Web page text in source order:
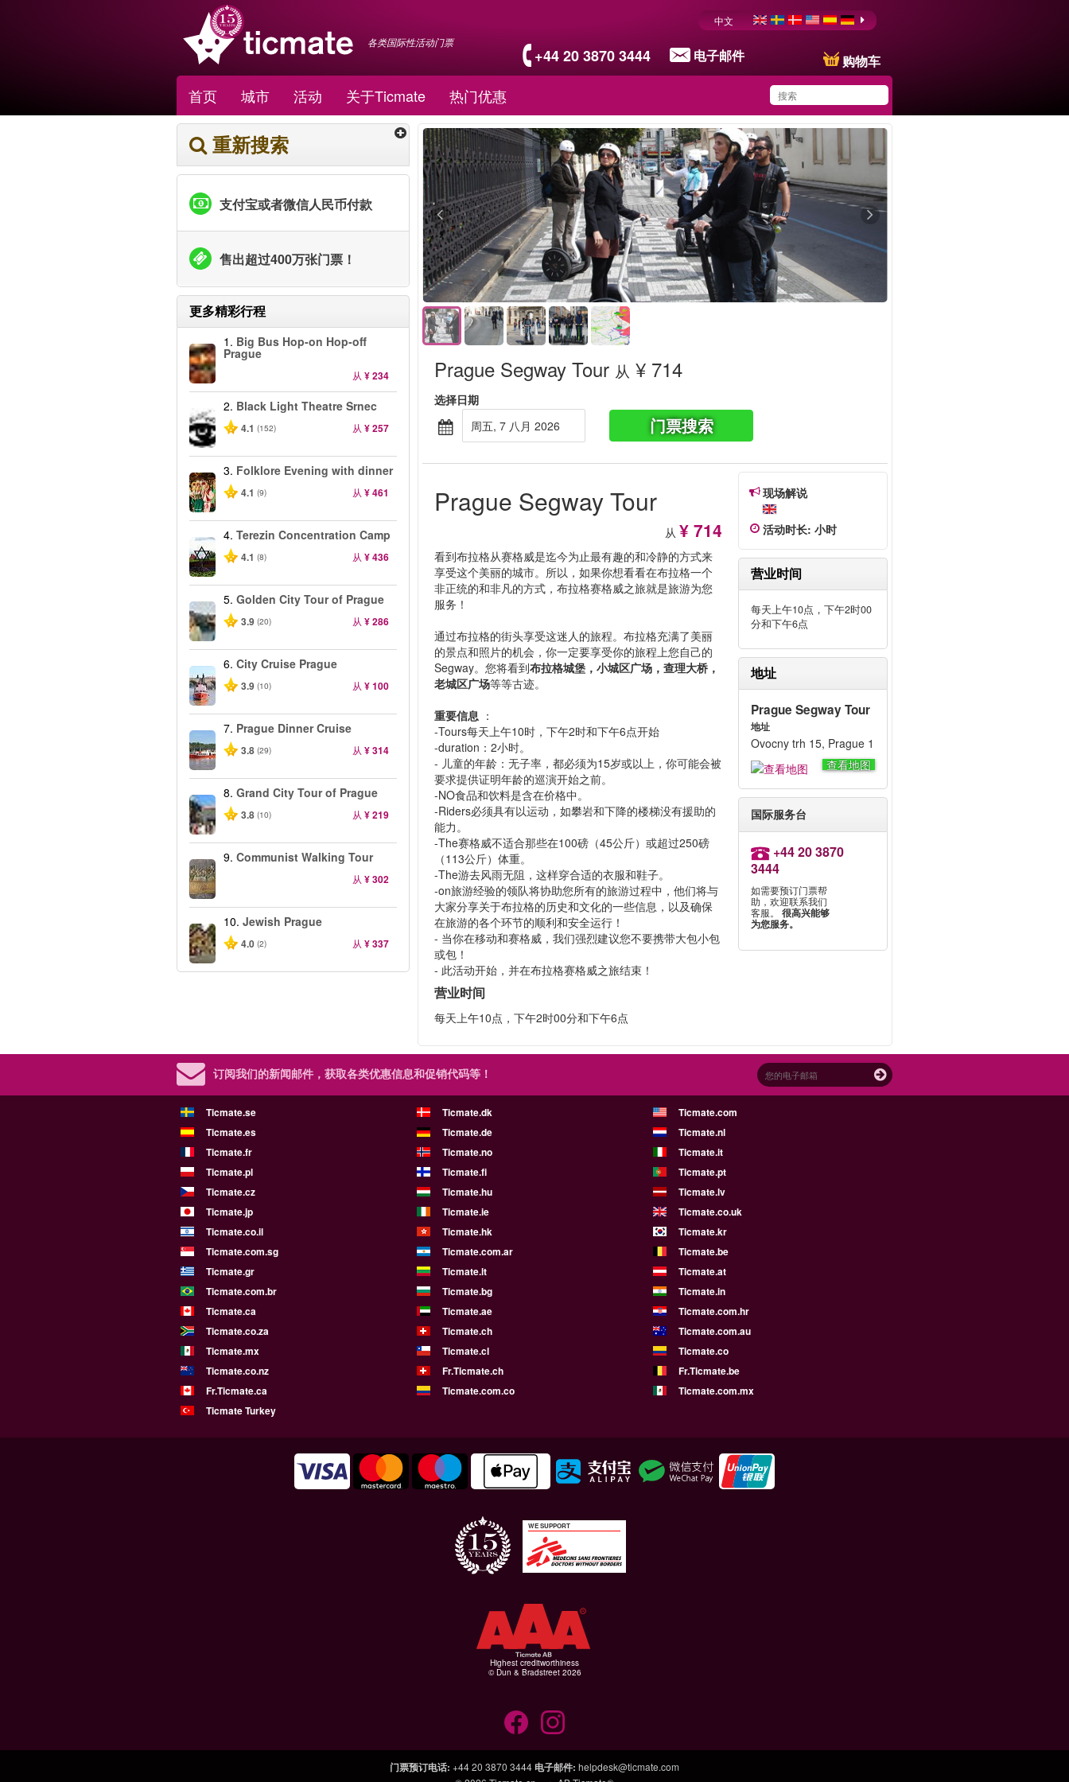
各类国际性活动门票
+44 20 3870 3444 电子邮件 购物车
中文
首页 城市 活动 关于Ticmate 热门优惠
You have saved this
product in your list
重新搜索
支付宝或者微信人民币付款
售出超过400万张门票！
更多精彩行程
1. Big Bus Hop-on Hop-off
Prague
从 ¥ 234
2. Black Light Theatre Srnec
4.1 (152) 从 ¥ 257
3. Folklore Evening with dinner
4.1 (9) 从 ¥ 461
4. Terezin Concentration Camp
4.1 (8) 从 ¥ 436
5. Golden City Tour of Prague
3.9 (20) 从 ¥ 286
6. City Cruise Prague
3.9 (10) 从 ¥ 100
7. Prague Dinner Cruise
3.8 (29) 从 ¥ 314
8. Grand City Tour of Prague
3.8 (10) 从 ¥ 219
9. Communist Walking Tour
从 ¥ 302
10. Jewish Prague
4.0 (2) 从 ¥ 337
Prague Segway Tour 从 ¥ 714
选择日期
周五, 7 八月 2026
门票搜索
Prague Segway Tour
从 ¥ 714
看到布拉格从赛格威是迄今为止最有趣的和冷静的方式来
享受这个美丽的城市。所以，如果你想看看在布拉格一个
非正统的和非凡的方式，布拉格赛格威之旅就是旅游为您
服务！
通过布拉格的街头享受这迷人的旅程。布拉格充满了美丽
的景点和照片的机会，你一定要享受你的旅程上您自己的
Segway。您将看到布拉格城堡，小城区广场，查理大桥，
老城区广场等等古迹。
重要信息 ：
-Tours每天上午10时，下午2时和下午6点开始
-duration：2小时。
- 儿童的年龄：无子率，都必须为15岁或以上，你可能会被
要求提供证明年龄的巡演开始之前。
-NO食品和饮料是含在价格中。
-Riders必须具有以运动，如攀岩和下降的楼梯没有援助的
能力。
-The赛格威不适合那些在100磅（45公斤）或超过250磅
（113公斤）体重。
-The游去风雨无阻，这样穿合适的衣服和鞋子。
-on旅游经验的领队将协助您所有的旅游过程中，他们将与
大家分享关于布拉格的历史和文化的一些信息，以及确保
在旅游的各个环节的顺利和安全运行！
- 当你在移动和赛格威，我们强烈建议您不要携带大包小包
或包！
- 此活动开始，并在布拉格赛格威之旅结束！
营业时间
每天上午10点，下午2时00分和下午6点
现场解说
活动时长: 小时
营业时间
每天上午10点，下午2时00
分和下午6点
地址
Prague Segway Tour
地址
Ovocny trh 15, Prague 1
查看地图
国际服务台
+44 20 3870
3444
如需要预订门票帮
助，欢迎联系我们
客服。 很高兴能够
为您服务。
订阅我们的新闻邮件， 获取各类优惠信息和促销代码等！
Ticmate.se Ticmate.dk
Ticmate.com
Ticmate.es
Ticmate.de
Ticmate.nl
Ticmate.fr
Ticmate.no
Ticmate.it
Ticmate.pl
Ticmate.fi
Ticmate.pt
Ticmate.cz
Ticmate.hu
Ticmate.lv
Ticmate.jp
Ticmate.ie
Ticmate.co.uk
Ticmate.co.il
Ticmate.hk
Ticmate.kr
Ticmate.com.sg
Ticmate.com.ar
Ticmate.be
Ticmate.gr
Ticmate.lt
Ticmate.at
Ticmate.com.br
Ticmate.bg
Ticmate.in
Ticmate.ca
Ticmate.ae
Ticmate.com.hr
Ticmate.co.za
Ticmate.ch
Ticmate.com.au
Ticmate.mx
Ticmate.cl
Ticmate.co
Ticmate.co.nz
Fr.Ticmate.ch
Fr.Ticmate.be
Fr.Ticmate.ca
Ticmate.com.co
Ticmate.com.mx
Ticmate Turkey
WE SUPPORT
Highest creditworthiness
© Dun & Bradstreet 2026
门票预订电话: +44 20 3870 3444 电子邮件: helpdesk@ticmate.com